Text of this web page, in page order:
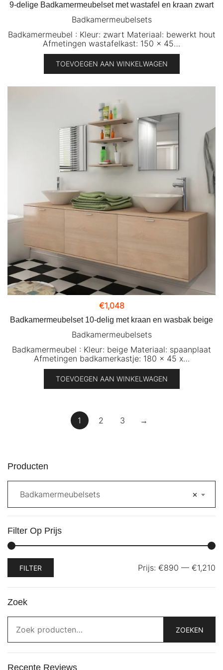
9-delige Badkamermeubelset met wastafel en kraan zwart
Badkamermeubelsets
Badkamermeubel : Kleur: zwart Materiaal: bewerkt hout
Afmetingen wastafelkast: 150 x 45…
TOEVOEGEN AAN WINKELWAGEN
€1,048
Badkamermeubelset 10-delig met kraan en wasbak beige
Badkamermeubelsets
Badkamermeubel : Kleur: beige Materiaal: spaanplaat
Afmetingen badkamerkastje: 180 x 45 x…
TOEVOEGEN AAN WINKELWAGEN
1 2 3 →
Producten
×
Badkamermeubelsets
Filter Op Prijs
Min.
Max.FILTER Prijs: €890 — €1,210
Zoek
naar:
ZOEKEN
Recente Reviews